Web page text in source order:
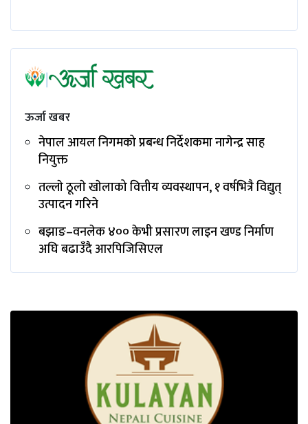
ऊर्जा खबर
नेपाल आयल निगमको प्रबन्ध निर्देशकमा नागेन्द्र साह
नियुक्त
तल्लाे ठूलाे खाेलाको वित्तीय व्यवस्थापन, १ वर्षभित्रै विद्युत्
उत्पादन गरिने
बझाङ–वनलेक ४०० केभी प्रसारण लाइन खण्ड निर्माण
अघि बढाउँदै आरपिजिसिएल